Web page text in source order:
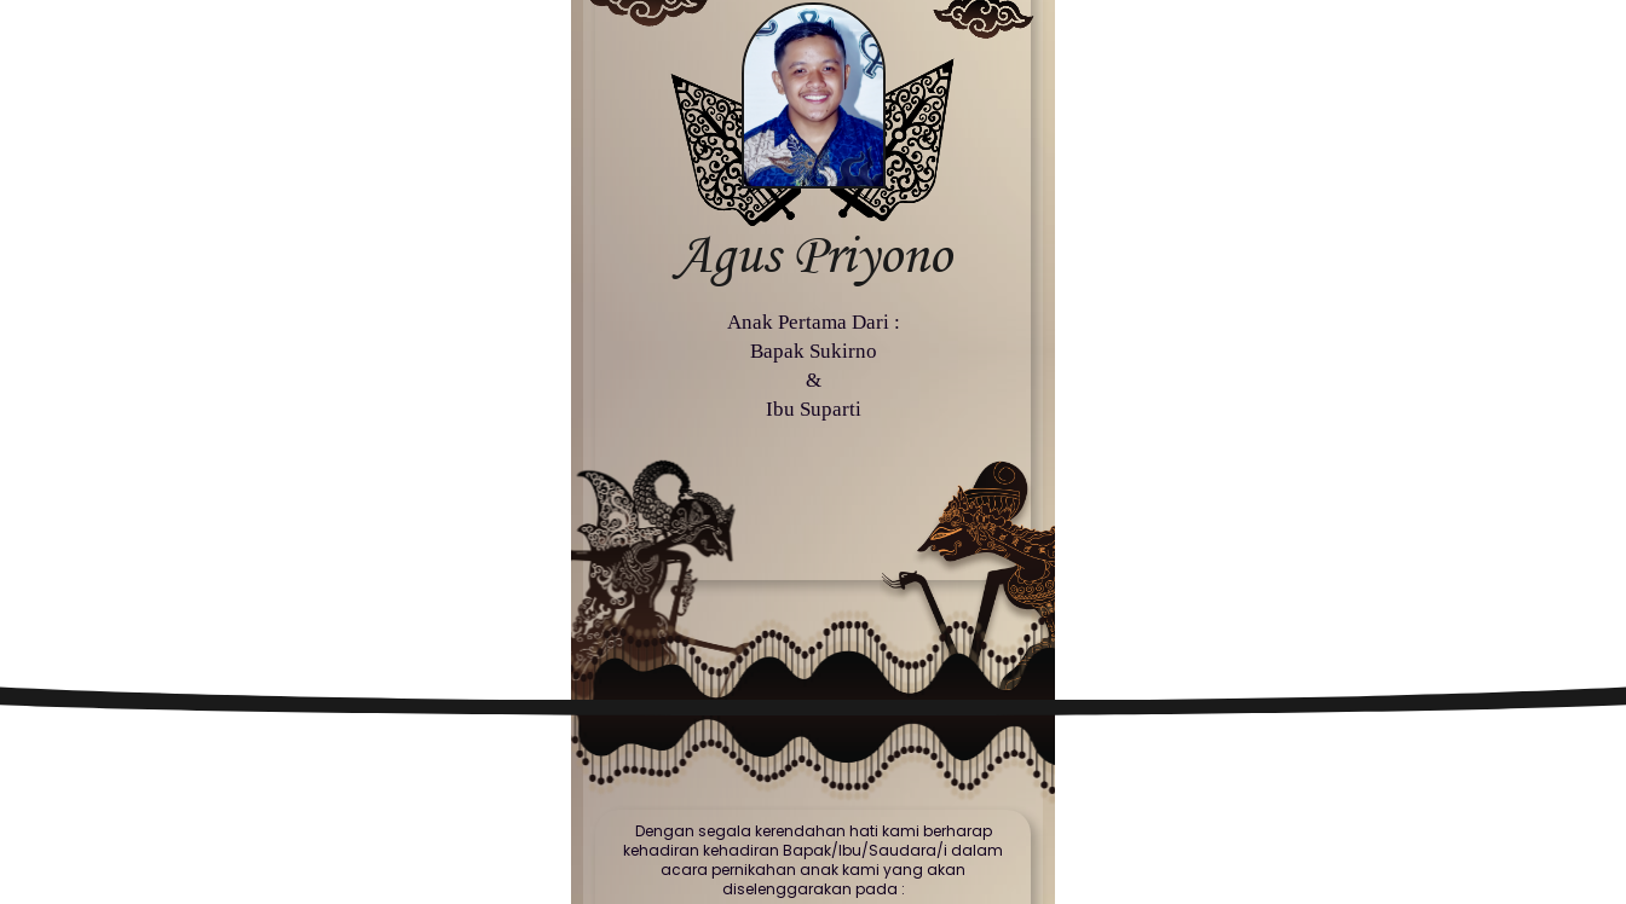
Agus Priyono
Anak Pertama Dari :
Bapak Sukirno
&
Ibu Suparti
Dengan segala kerendahan hati kami berharap
kehadiran kehadiran Bapak/Ibu/Saudara/i dalam
acara pernikahan anak kami yang akan
diselenggarakan pada :